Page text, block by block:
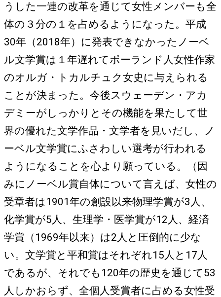
うした一連の改革を通じて女性メンバーも全
体の３分の１を占めるようになった。平成
30年（2018年）に発表できなかったノーベ
ル文学賞は１年遅れてポーランド人女性作家
のオルガ・トカルチュク女史に与えられる
ことが決まった。今後スウェーデン・アカ
デミーがしっかりとその機能を果たして世
界の優れた文学作品・文学者を見いだし、ノ
ーベル文学賞にふさわしい選考が行われる
ようになることを心より願っている。（因
みにノーベル賞自体について言えば、女性の
受章者は1901年の創設以来物理学賞が3人、
化学賞が5人、生理学・医学賞が12人、経済
学賞（1969年以来）は2人と圧倒的に少な
い。文学賞と平和賞はそれぞれ15人と17人
であるが、それでも120年の歴史を通じて53
人しかおらず、全個人受賞者に占める女性受